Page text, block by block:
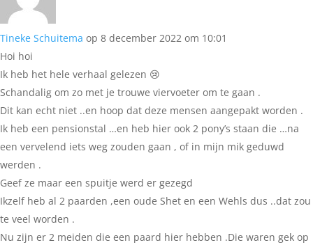
Tineke Schuitema op 8 december 2022 om 10:01
Hoi hoi
Ik heb het hele verhaal gelezen 😢
Schandalig om zo met je trouwe viervoeter om te gaan .
Dit kan echt niet ..en hoop dat deze mensen aangepakt worden .
Ik heb een pensionstal …en heb hier ook 2 pony’s staan die …na
een vervelend iets weg zouden gaan , of in mijn mik geduwd
werden .
Geef ze maar een spuitje werd er gezegd
Ikzelf heb al 2 paarden ,een oude Shet en een Wehls dus ..dat zou
te veel worden .
Nu zijn er 2 meiden die een paard hier hebben .Die waren gek op